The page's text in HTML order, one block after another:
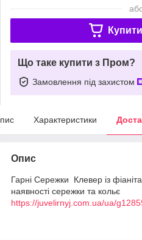
Що таке купити з Пром?
Замовлення під захистом
Характеристики
Опис
Гарні Сережки Клевер із
наявності сережки та кольє
https://juvelirnyj.com.ua/ua/